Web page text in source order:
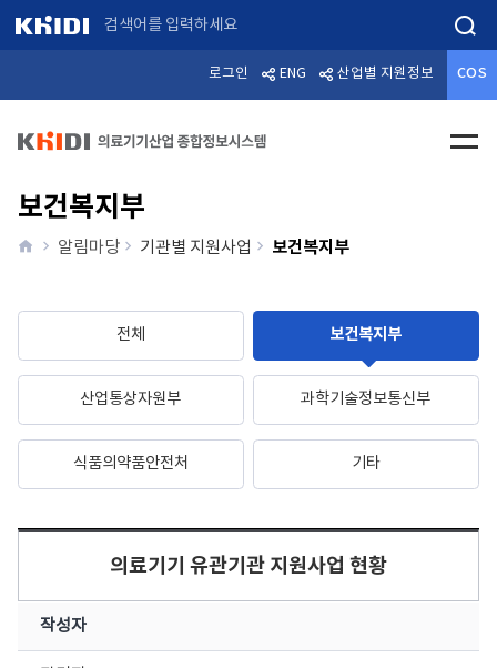
로그인 ENG 산업별 지원정보 COS
전체메
보건복지부
home알림마당 기관별 지원사업 보건복지부
전체 보건복지부
산업통상자원부 과학기술정보통신부
식품의약품안전처 기타
의료기기 유관기관 지원사업 현황
작성자